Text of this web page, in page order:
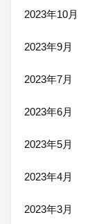
2023年10月
2023年9月
2023年7月
2023年6月
2023年5月
2023年4月
2023年3月